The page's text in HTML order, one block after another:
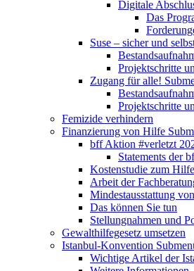
Digitale
Das
Suse – sicher und
Projektschritte
Zugang für alle!
Projektschritte
Femizide verhindern
Finanzierung von Hilfe
bff Aktion #verletzt
Statements der
Kostenstudie zum
Arbeit der
Mindestausstattung
Das können Sie tun
Stellungnahmen und
Gewalthilfegesetz umsetzen
Istanbul-Konvention
Wichtige Artikel der